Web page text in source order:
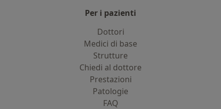
Per i pazienti
Dottori
Medici di base
Strutture
Chiedi al dottore
Prestazioni
Patologie
FAQ